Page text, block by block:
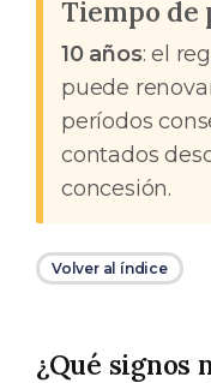
Tiempo de
10 años: el
puede
períodos
contados
concesión.
Volver al índice
¿Qué signos